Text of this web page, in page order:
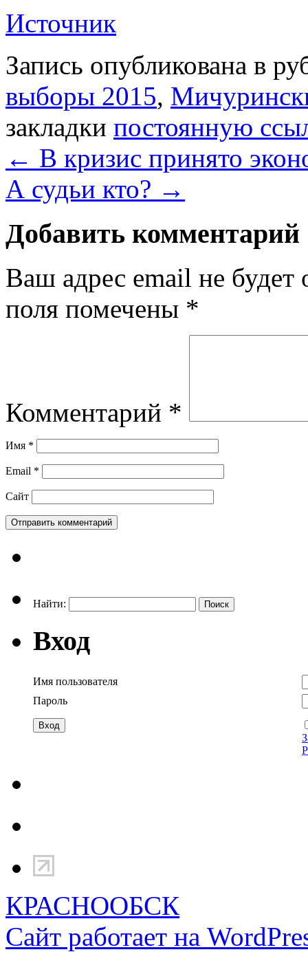
Источник
Запись опубликована в
выборы 2015,
закладки постоянную
← В кризис принято
А судьи кто? →
Добавить комментарий
Ваш адрес email не будет
поля помечены *
Комментарий *
Имя *
Email *
Сайт
Найти:
Вход
Имя пользователя
Пароль
КРАСНООБСК
Сайт работает на